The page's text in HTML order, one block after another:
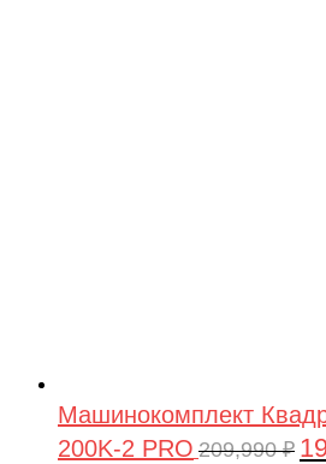
Машинокомплект
200K-2 PRO 209,990₽